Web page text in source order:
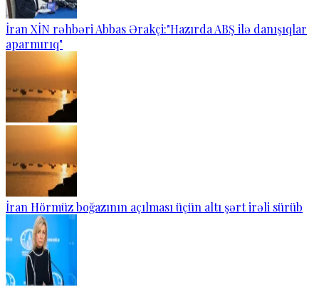
İran XİN rəhbəri Abbas Ərakçi:"Hazırda ABŞ ilə danışıqlar
aparmırıq"
İran Hörmüz boğazının açılması üçün altı şərt irəli sürüb